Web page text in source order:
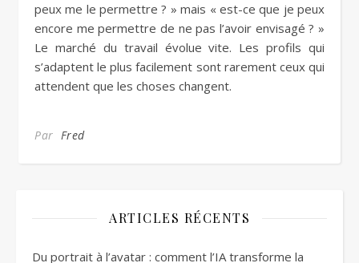
peux me le permettre ? » mais « est-ce que je peux
encore me permettre de ne pas l’avoir envisagé ? »
Le marché du travail évolue vite. Les profils qui
s’adaptent le plus facilement sont rarement ceux qui
attendent que les choses changent.
Par Fred
ARTICLES RÉCENTS
Du portrait à l’avatar : comment l’IA transforme la